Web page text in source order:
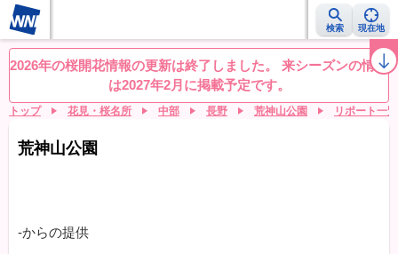
検索 現在地
桜レーダー 名所ランキング 桜開花予想NEWS お花見動画 目的別
2026年の桜開花情報の更新は終了しました。 来シーズンの情報
は2027年2月に掲載予定です。
トップ 花見・桜名所 中部 長野 荒神山公園 リポート一覧
荒神山公園
-からの提供